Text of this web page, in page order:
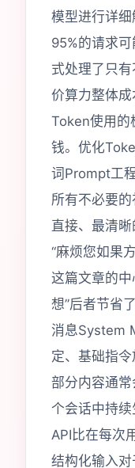
模型进行详
95%的请求
式处理了只
价算力整体
Token使用的
钱。优化
词Prompt工
所有不必要
直接、最清
“麻烦您如果
这篇文章的中
想”后者节省
消息System
定、基础指
部分内容通
个会话中持
API比在每次
结构化输入